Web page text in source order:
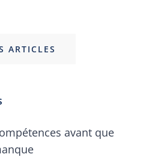
ARTICLES
avant que